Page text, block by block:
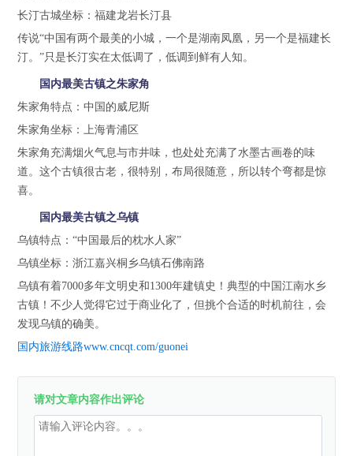
长汀古城坐标：福建龙岩长汀县
传说“中国有两个最美的小城，一个是湖南凤凰，另一个是福建长
汀。”只是长汀实在太低调了，低调到鲜有人知。
国内最美古镇之朱家角
朱家角特点：中国的威尼斯
朱家角坐标：上海青浦区
朱家角充满烟火气息与市井味，也处处充满了水墨古画卷的味
道。这个古镇很古老，很特别，布局很随意，所以转个弯都是惊
喜。
国内最美古镇之乌镇
乌镇特点：“中国最后的枕水人家”
乌镇坐标：浙江嘉兴桐乡乌镇石佛南路
乌镇有着7000多年文明史和1300年建镇史！典型的中国江南水乡
古镇！不少人觉得它过于商业化了，但挑个合适的时机前往，会
发现乌镇的确美。
国内旅游线路www.cncqt.com/guonei
请对文章内容作出评论